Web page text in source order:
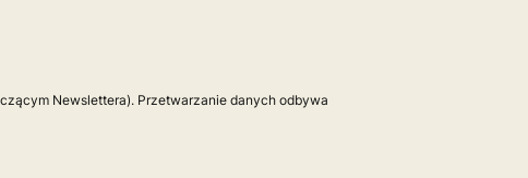
Newslettera). Przetwarzanie danych odbywa